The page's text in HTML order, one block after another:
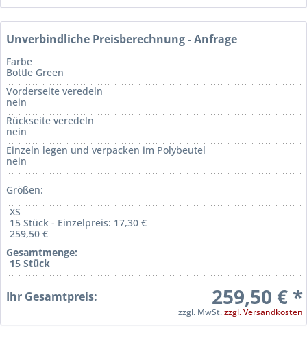
Unverbindliche Preisberechnung - Anfrage
Farbe
Bottle Green
Vorderseite veredeln
nein
Rückseite veredeln
nein
Einzeln legen und verpacken im Polybeutel
nein
Größen:
XS
15 Stück - Einzelpreis: 17,30 €
259,50 €
Gesamtmenge:
15 Stück
Ihr Gesamtpreis: 259,50 € *
zzgl. MwSt.zzgl. Versandkosten